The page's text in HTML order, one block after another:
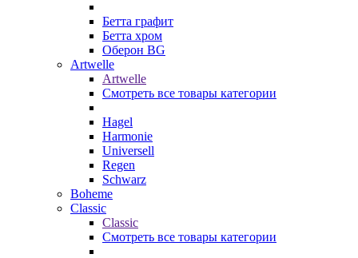
Бетта графит
Бетта хром
Оберон BG
Artwelle
Artwelle
Смотреть все товары категории
Hagel
Harmonie
Universell
Regen
Schwarz
Boheme
Classic
Classic
Смотреть все товары категории